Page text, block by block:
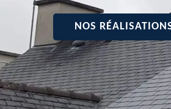
NOS